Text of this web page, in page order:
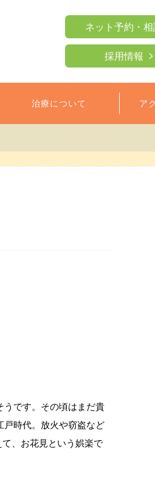
ネット予約・相
採用情報
治療について ア
うです。その頃はまだ貴
戸時代。放火や窃盗など
、お花見という娯楽で